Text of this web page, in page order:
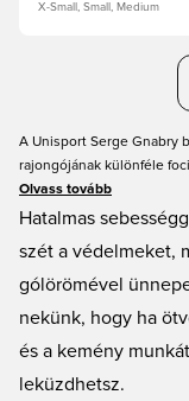
X-Small, Small, Medium
A Unisport Serge Gnabry
rajongójának különféle
kollekciónkat azokból a
visel a pályán, és vess
mezt is minden méretben
Olvass tovább
Hatalmas
szét a védelmeket,
gólörömével
nekünk, hogy ha
és a kemény
leküzdhetsz.